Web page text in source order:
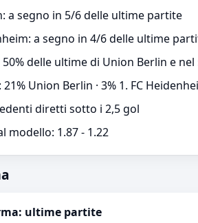
a segno in 5/6 delle ultime partite
a segno in 4/6 delle ultime
delle ultime di Union Berlin e nel
Union Berlin · 3% 1. FC
diretti sotto i 2,5 gol
modello: 1.87 - 1.22
ultime partite